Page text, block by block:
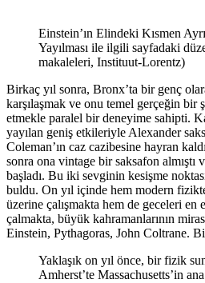
Einstein’ın Elindeki Kısmen
Yayılması ile ilgili sayfadaki
makaleleri, Instituut-Lorentz)
Birkaç yıl sonra, Bronx’ta bir genç
karşılaşmak ve onu temel gerçeğin bir
etmekle paralel bir deneyime sahipti.
yayılan geniş etkileriyle Alexander
Coleman’ın caz cazibesine hayran
sonra ona vintage bir saksafon almıştı
başladı. Bu iki sevginin kesişme
buldu. On yıl içinde hem modern
üzerine çalışmakta hem de geceleri
çalmakta, büyük kahramanlarının
Einstein, Pythagoras, John Coltrane. Bir
Yaklaşık on yıl önce, bir fizik
Amherst’te Massachusetts’in